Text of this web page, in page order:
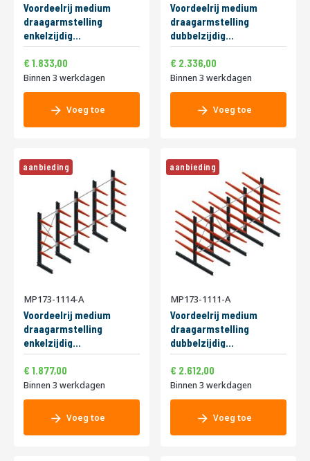
Voordeelrij medium
draagarmstelling
enkelzijdig
3000x5000x600mm
(hxbxd) 5 niveaus
290/arm
Speciale
prijs
1.833,00
Binnen 3 werkdagen
Voeg toe
Voordeelrij medium
draagarmstelling
dubbelzijdig
2500x4000x800mm
(hxbxd) 4 niveaus
220/arm
Speciale
prijs
2.336,00
Binnen 3 werkdagen
Voeg toe
aanbieding
MP173-1114-A
Voordeelrij medium
draagarmstelling
enkelzijdig
2500x5000x600mm
(hxbxd) 4 niveaus
425/arm
Speciale
prijs
1.877,00
Binnen 3 werkdagen
Voeg toe
aanbieding
MP173-1111-A
Voordeelrij medium
draagarmstelling
dubbelzijdig
2500x4000x1000mm
(hxbxd) 4 niveaus
175/arm
Speciale
prijs
2.612,00
Binnen 3 werkdagen
Voeg toe